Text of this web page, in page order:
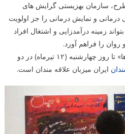
سازمان بهزیستی گرایش های
درمانی و نمایش درمانی را جز اولویت
زمینه درآمدزایی و اشتغال افراد
روان را فراهم آورد.
نمایشگاه گروهی نقاشی «بازتاب ها» تا روز چهارشنبه (۱۲ تیرماه) در دو
ایران میزبان علاقه مندان است.